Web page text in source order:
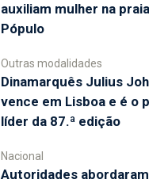
auxiliam mulher na
Pópulo
Outras modalidades
Dinamarquês Julius
vence em Lisboa e é o
líder da 87.ª edição
Nacional
Autoridades